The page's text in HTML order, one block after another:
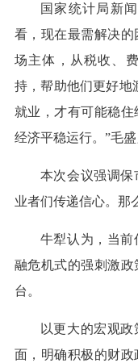
国家统计局新
看，现在最需解决
场主体，从税收、
持，帮助他们更好地
就业，才有可能稳
经济平稳运行。”毛盛
本次会议强调保
业者们传递信心。那
牛犁认为，当前
融危机式的强刺激
台。
以更大的宏观
面，明确积极的财政